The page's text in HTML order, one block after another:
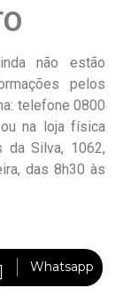
não estão
pelos
telefone 0800
na loja física
da Silva, 1062,
das 8h30 às
Whatsapp